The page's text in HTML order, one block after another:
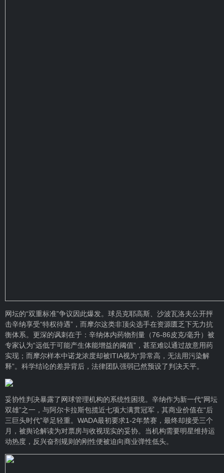
网坛的“双重标准”争议因此爆发。球员克耶高斯、沙波瓦洛夫公开抨
击辛纳享受“特权待遇”，而摩尔这类非顶尖选手在资源匮乏下无力抗
衡体系。更深的讽刺在于：辛纳体内药物剂量（76-86皮克/毫升）被
专家认为“远低于可能产生体能增益的阈值”，甚至难以通过故意用药
实现；而摩尔样本中诺龙浓度却被ITIA视为“异常高，无法用污染解
释”。科学结论的差异背后，法律团队强弱已然预设了判决天平。
妥协性判决暴露了网球管理机构的系统性困境。辛纳作为新一代“网坛
双雄”之一，与阿尔卡拉斯包揽近七项大满贯冠军，其商业价值在“后
三巨头时代”举足轻重。WADA最初要求1-2年禁赛，最终却接受三个
月，被舆论解读为对票房与收视现实的妥协。当机构需要明星维持运
动热度，反兴奋剂规则的刚性便被迫向商业弹性低头。